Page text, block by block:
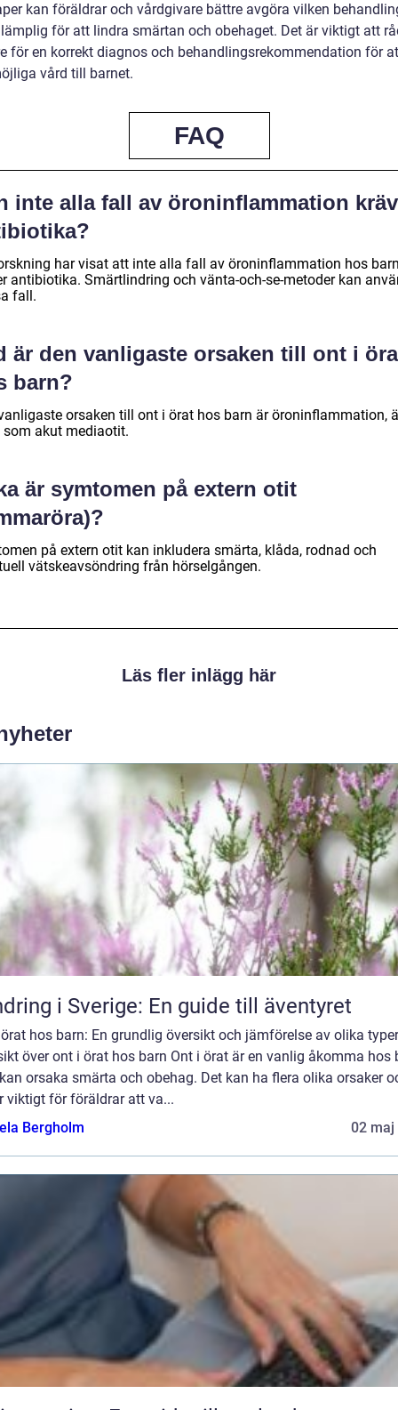
kan föräldrar och vårdgivare bättre avgöra vilken
för att lindra smärtan och obehaget. Det är viktigt att
för en korrekt diagnos och behandlingsrekommendation för
vård till barnet.
FAQ
inte alla fall av öroninflammation
har visat att inte alla fall av öroninflammation hos
antibiotika. Smärtlindring och vänta-och-se-metoder kan
fall.
är den vanligaste orsaken till ont i
barn?
orsaken till ont i örat hos barn är öroninflammation,
som akut mediaotit.
är symtomen på extern otit
på extern otit kan inkludera smärta, klåda, rodnad och
vätskeavsöndring från hörselgången.
Läs fler inlägg här
i Sverige: En guide till äventyret
hos barn: En grundlig översikt och jämförelse av olika typer
över ont i örat hos barn Ont i örat är en vanlig åkomma hos
orsaka smärta och obehag. Det kan ha flera olika orsaker
viktigt för föräldrar att va...
Bergholm
02 maj